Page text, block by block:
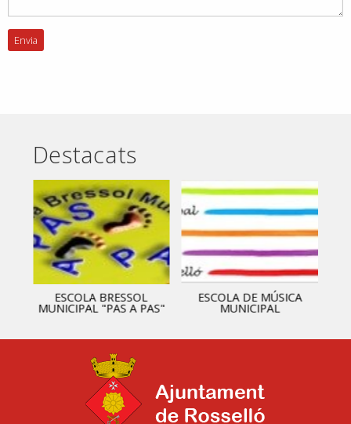
Destacats
ESCOLA BRESSOL
MUNICIPAL "PAS A PAS"
ESCOLA DE MÚSICA
MUNICIPAL